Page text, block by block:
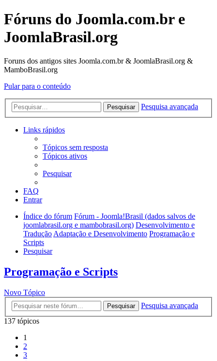
Fóruns do Joomla.com.br e
JoomlaBrasil.org
Foruns dos antigos sites Joomla.com.br & JoomlaBrasil.org &
MamboBrasil.org
Pular para o conteúdo
Pesquisar Pesquisa avançada
Links rápidos
Tópicos sem resposta
Tópicos ativos
Pesquisar
FAQ
Entrar
Índice do fórum Fórum - Joomla!Brasil (dados salvos de
joomlabrasil.org e mambobrasil.org) Desenvolvimento e
TraduçãoAdaptação e Desenvolvimento Programação e
Scripts
Pesquisar
Programação e Scripts
Novo Tópico
Pesquisar
Pesquisa avançada
137 tópicos
1
2
3